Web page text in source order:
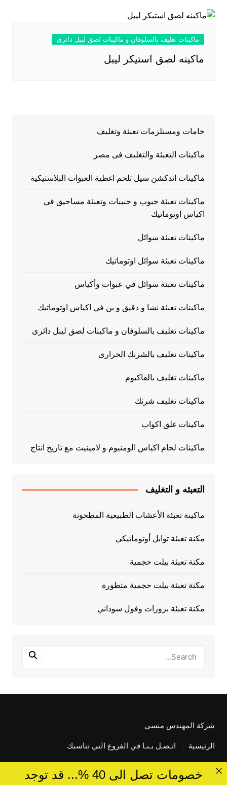
ماكينات تغليف بالسلوفان و ماكينات لصق ليبل دائرى
ماكينه لصق استيكر ليبل
خامات ومستلزمات تعبئة وتغليف
ماكينات التعبئة والتغليف فى مصر
ماكينات اندكشن سيل تلحم اغطية العبوات البلاستيكية
ماكينات تعبئة حبوب و حبيبات وتعبئة مساحيق في
اكياس اوتوماتيك
ماكينات تعبئة سوائل
ماكينات تعبئة سوائل اوتوماتيك
ماكينات تعبئة سوائل في عبوات وأكياس
ماكينات تعبئة نشا و دقيق و بن في اكياس اوتوماتيك
ماكينات تغليف بالسلوفان و ماكينات لصق ليبل دائرى
ماكينات تغليف بالشرنك الحرارى
ماكينات تغليف بالفاكيوم
ماكينات تغليف شرنك
ماكينات غلق اكواب
ماكينات لحام اكياس الومنيوم و لامينيت مع تاريخ انتاج
التعبئه و التغليف
ماكينة تعبئة الأعشاب الطبيعية المطحونة
مكنة تعبئة توابل أوتوماتيكي
مكنة تعبئة بيلت حجمية
مكنة تعبئة بيلت حجمية متطورة
مكنة تعبئة بزورات وفول سوداني
شركة المهندس منسي
الرئيسية اتـصـل بـنـا في الفروع التي تناسبك
خصومات تصل الى 40 %... قد توجد